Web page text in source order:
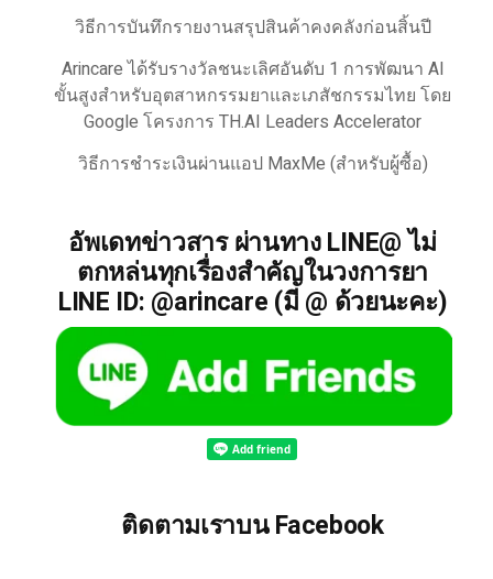
วิธีการบันทึกรายงานสรุปสินค้าคงคลังก่อนสิ้นปี
Arincare ได้รับรางวัลชนะเลิศอันดับ 1 การพัฒนา AI
ขั้นสูงสำหรับอุตสาหกรรมยาและเภสัชกรรมไทย โดย
Google โครงการ TH.AI Leaders Accelerator
วิธีการชำระเงินผ่านแอป MaxMe (สำหรับผู้ซื้อ)
อัพเดทข่าวสาร ผ่านทาง LINE@ ไม่
ตกหล่นทุกเรื่องสำคัญในวงการยา
LINE ID: @arincare (มี @ ด้วยนะคะ)
ติดตามเราบน Facebook